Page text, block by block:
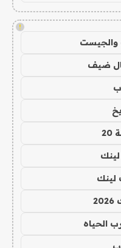
!
والجيست
لينك
لينك
الحياه